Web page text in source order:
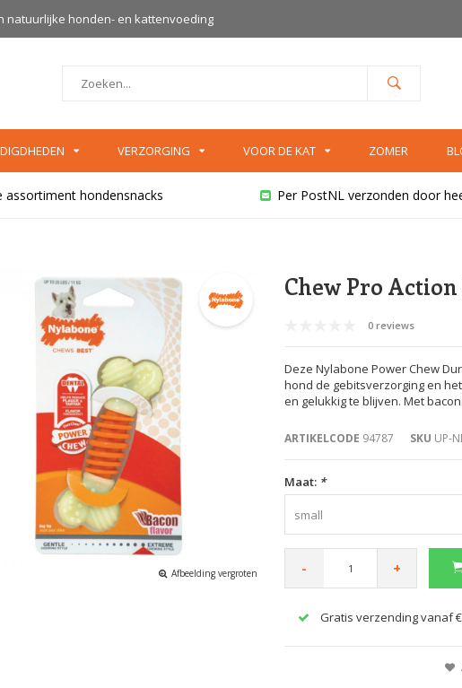
natuurlijke honden- en kattenvoeding
VERZORGING VOOR DE KAT ZOMER
assortiment hondensnacks Per PostNL verzonden door
Afbeelding vergroten
Chew Pro
0 reviews
Deze Nylabone Power Chew
hond de gebitsverzorging en
en gelukkig te blijven. Met
ARTIKELCODE 94787 SKU UP-
Maat: *
small
- +
Gratis verzending vanaf